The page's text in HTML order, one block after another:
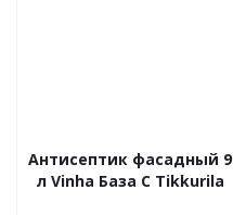
Антисептик фасадный 9
л Vinha База С Tikkurila